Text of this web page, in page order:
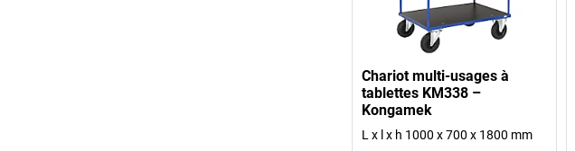
Chariot multi-usages à
tablettes KM338 –
Kongamek
L x l x h 1000 x 700 x 1800 mm